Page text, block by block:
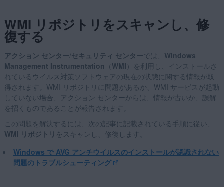
WMI リポジトリをスキャンし、修
復する
アクション センター/セキュリティ センターでは、 Windows
Management Instrumentation （ WMI ）を利用し、インストールさ
れているウイルス対策ソフトウェアの現在の状態に関する情報が取
得されます。WMI リポジトリに問題があるか、WMI サービスが起動
していない場合、アクション センターからは、情報が古いか、誤解
を招くものであることが報告されます。
この問題を解決するには、次の記事に記載されている手順に従い、
WMI リポジトリ をスキャンし、修復します。
Windows で AVG アンチウイルスのインストールが認識されない
問題のトラブルシューティング